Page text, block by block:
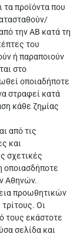
προϊόντα που
την ΑΒ κατά τη
του
ή παραποιούν
στο
οποιαδήποτε
στραφεί κατά
κάθε ζημίας
από τις
και
σχετικές
οποιασδήποτε
Αθηνών.
προωθητικών
Οι
τους εκάστοτε
σελίδα και